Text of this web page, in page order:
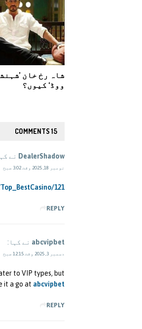
شاہ رخ خان
ووڈ‘ کیوں؟
15 COMMENTS
DealerShadow نے
نومبر 18, 2025 وقت 3:02 صبح
121
REPLY
abcvipbet نے کہا:
دسمبر 3, 2025 وقت 12:15 صبح
to VIP types, but
it a go at abcvipbet
REPLY